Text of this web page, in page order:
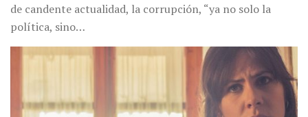
de candente actualidad, la corrupción, “ya no solo la
política, sino…